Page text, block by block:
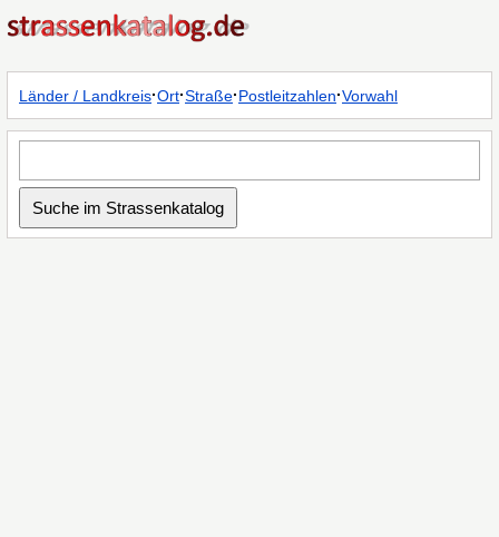
Länder / Landkreis·Ort·Straße·Postleitzahlen·Vorwahl